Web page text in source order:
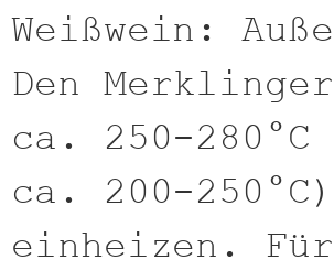
Weißwein:
Den
ca. 250-280°C
ca. 200-250°C)
einheizen.